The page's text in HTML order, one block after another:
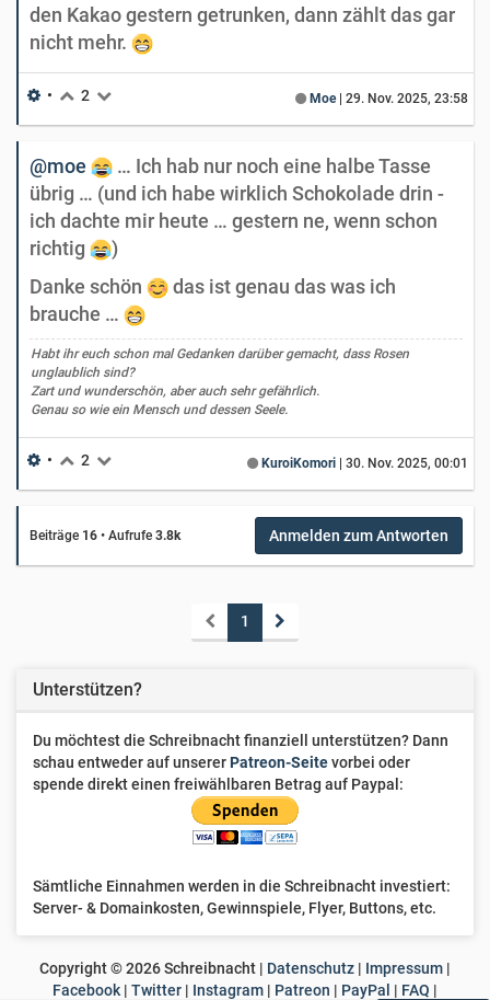
den Kakao gestern getrunken, dann zählt das gar
nicht mehr.
Moe| 29. Nov. 2025, 23:58
• 2
@moe
… Ich hab nur noch eine halbe Tasse
übrig … (und ich habe wirklich Schokolade drin -
ich dachte mir heute … gestern ne, wenn schon
richtig
)
Danke schön
das ist genau das was ich
brauche …
Habt ihr euch schon mal Gedanken darüber gemacht, dass Rosen
unglaublich sind?
Zart und wunderschön, aber auch sehr gefährlich.
Genau so wie ein Mensch und dessen Seele.
KuroiKomori 30. Nov. 2025, 00:01
• 2
Beiträge 16 • Aufrufe 3.8k Anmelden zum Antworten
1
Unterstützen?
Du möchtest die Schreibnacht finanziell unterstützen? Dann
schau entweder auf unsererPatreon-Seitevorbei oder
spende direkt einen freiwählbaren Betrag auf Paypal:
Sämtliche Einnahmen werden in die Schreibnacht investiert:
Server- & Domainkosten, Gewinnspiele, Flyer, Buttons, etc.
Copyright ©2026Schreibnacht | Datenschutz | Impressum |
Facebook | Twitter | Instagram | Patreon | PayPal | FAQ |